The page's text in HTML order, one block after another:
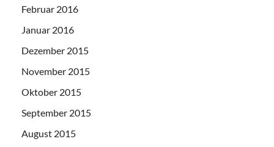
Februar 2016
Januar 2016
Dezember 2015
November 2015
Oktober 2015
September 2015
August 2015